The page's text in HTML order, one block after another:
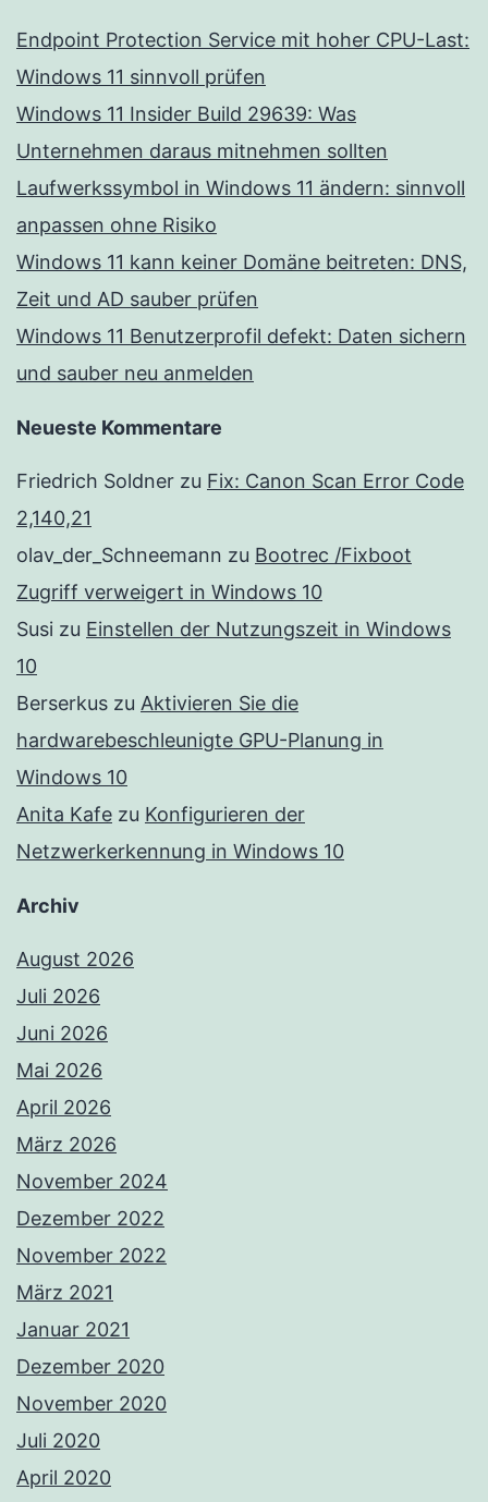
Endpoint Protection Service mit hoher CPU-Last:
Windows 11 sinnvoll prüfen
Windows 11 Insider Build 29639: Was
Unternehmen daraus mitnehmen sollten
Laufwerkssymbol in Windows 11 ändern: sinnvoll
anpassen ohne Risiko
Windows 11 kann keiner Domäne beitreten: DNS,
Zeit und AD sauber prüfen
Windows 11 Benutzerprofil defekt: Daten sichern
und sauber neu anmelden
Neueste Kommentare
Friedrich Soldner zu Fix: Canon Scan Error Code
2,140,21
olav_der_Schneemann zu Bootrec /Fixboot
Zugriff verweigert in Windows 10
Susi zu Einstellen der Nutzungszeit in Windows
10
Berserkus zu Aktivieren Sie die
hardwarebeschleunigte GPU-Planung in
Windows 10
Anita Kafe zu Konfigurieren der
Netzwerkerkennung in Windows 10
Archiv
August 2026
Juli 2026
Juni 2026
Mai 2026
April 2026
März 2026
November 2024
Dezember 2022
November 2022
März 2021
Januar 2021
Dezember 2020
November 2020
Juli 2020
April 2020